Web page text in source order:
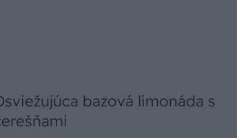
bazová limonáda s